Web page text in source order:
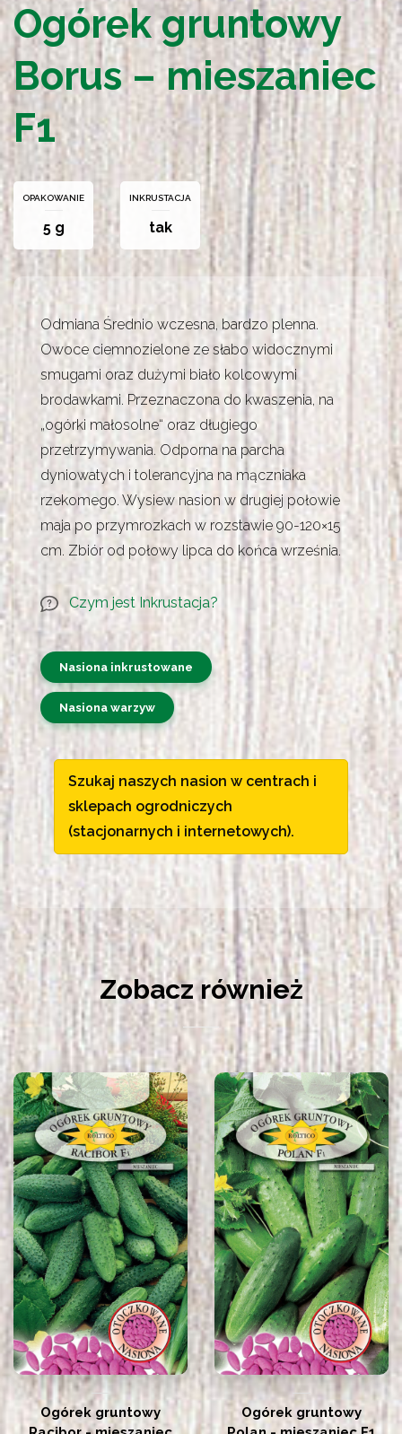
Ogórek gruntowy
Borus – mieszaniec
F1
OPAKOWANIE
5 g
INKRUSTACJA
tak
Odmiana Średnio wczesna, bardzo plenna.
Owoce ciemnozielone ze słabo widocznymi
smugami oraz dużymi biało kolcowymi
brodawkami. Przeznaczona do kwaszenia, na
„ogórki małosolne“ oraz długiego
przetrzymywania. Odporna na parcha
dyniowatych i tolerancyjna na mączniaka
rzekomego. Wysiew nasion w drugiej połowie
maja po przymrozkach w rozstawie 90-120×15
cm. Zbiór od połowy lipca do końca września.
Czym jest Inkrustacja?
Nasiona inkrustowane
Nasiona warzyw
Szukaj naszych nasion w centrach i
sklepach ogrodniczych
(stacjonarnych i internetowych).
Zobacz również
Ogórek gruntowy
Ogórek gruntowy